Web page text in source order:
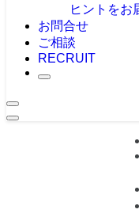
ヒントをお
お問合せ
ご相談
RECRUIT